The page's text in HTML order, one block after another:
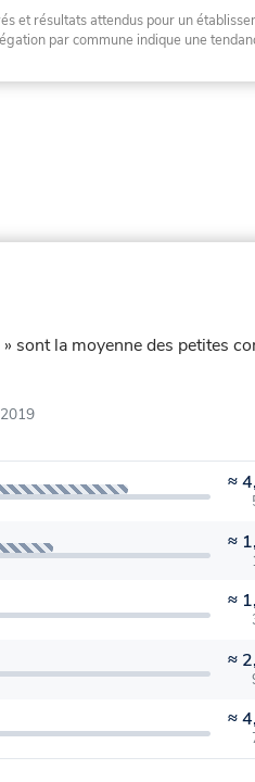
et résultats attendus pour un
par commune indique une
sont la moyenne des petites
≈
≈
≈
≈
≈